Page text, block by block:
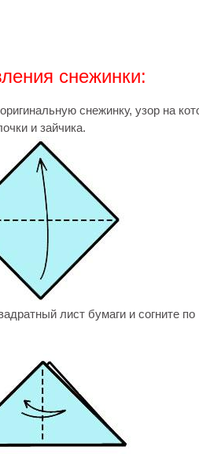
снежинки:
снежинку, узор на
и зайчика.
лист бумаги и согните по